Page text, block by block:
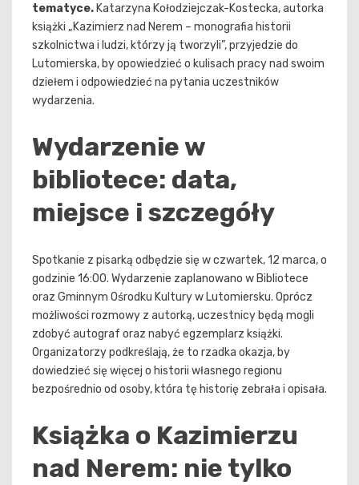
tematyce. Katarzyna Kołodziejczak-Kostecka, autorka
książki „Kazimierz nad Nerem – monografia historii
szkolnictwa i ludzi, którzy ją tworzyli”, przyjedzie do
Lutomierska, by opowiedzieć o kulisach pracy nad swoim
dziełem i odpowiedzieć na pytania uczestników
wydarzenia.
Wydarzenie w
bibliotece: data,
miejsce i szczegóły
Spotkanie z pisarką odbędzie się w czwartek, 12 marca, o
godzinie 16:00. Wydarzenie zaplanowano w Bibliotece
oraz Gminnym Ośrodku Kultury w Lutomiersku. Oprócz
możliwości rozmowy z autorką, uczestnicy będą mogli
zdobyć autograf oraz nabyć egzemplarz książki.
Organizatorzy podkreślają, że to rzadka okazja, by
dowiedzieć się więcej o historii własnego regionu
bezpośrednio od osoby, która tę historię zebrała i opisała.
Książka o Kazimierzu
nad Nerem: nie tylko